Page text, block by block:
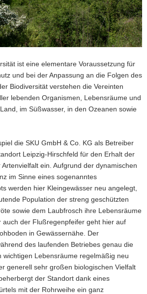
ist eine elementare Voraussetzung für
und bei der Anpassung an die Folgen des
Biodiversität verstehen die Vereinten
lebenden Organismen, Lebensräume und
im Süßwasser, in den Ozeanen sowie
die SKU GmbH & Co. KG als Betreiber
Leipzig-Hirschfeld für den Erhalt der
ein. Aufgrund der dynamischen
im Sinne eines sogenanntes
werden hier Kleingewässer neu angelegt,
Population der streng geschützten
sowie dem Laubfrosch ihre Lebensräume
auch der Flußregenpfeifer geht hier auf
in Gewässernähe. Der
des laufenden Betriebes genau die
wichtigen Lebensräume regelmäßig neu
generell sehr großen biologischen Vielfalt
der Standort dank eines
mit der Rohrweihe ein ganz